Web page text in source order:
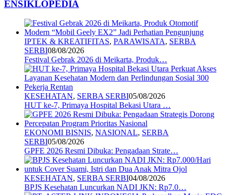
ENSIKLOPEDIA
IPTEK & KREATIFITAS, PARAWISATA, SERBA
SERBI08/08/2026
Festival Gebrak 2026 di Meikarta, Produk…
KESEHATAN, SERBA SERBI05/08/2026
HUT ke-7, Primaya Hospital Bekasi Utara …
EKONOMI BISNIS, NASIONAL, SERBA
SERBI05/08/2026
GPFE 2026 Resmi Dibuka: Pengadaan Strate…
KESEHATAN, SERBA SERBI04/08/2026
BPJS Kesehatan Luncurkan NADI JKN: Rp7.0…